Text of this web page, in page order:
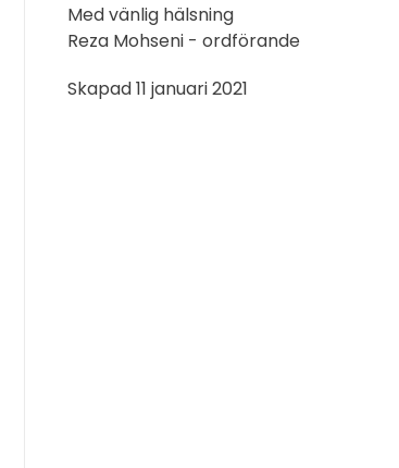
Med vänlig hälsning
Reza Mohseni - ordförande
Skapad11 januari 2021